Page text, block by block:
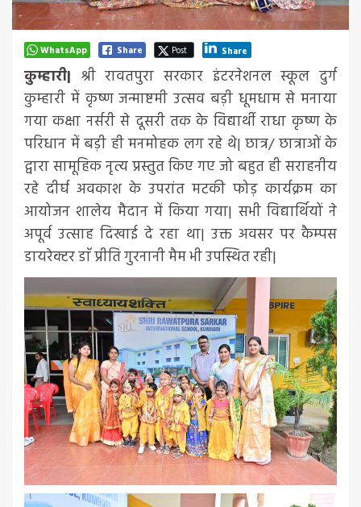
WhatsApp Share Post Share
कुम्हारी| श्री रावतपुरा सरकार इंटरनेशनल स्कूल दुर्ग
कुम्हारी में कृष्ण जन्माष्टमी उत्सव बड़ी धूमधाम से मनाया
गया कक्षा नर्सरी से दूसरी तक के विद्यार्थी राधा कृष्ण के
परिधान में बड़ी ही मनमोहक लग रहे थे| छात्र/ छात्राओं के
द्वारा सामूहिक नृत्य प्रस्तुत किए गए जो बहुत ही सराहनीय
रहे दीर्घ अवकाश के उपरांत मटकी फोड़ कार्यक्रम का
आयोजन शालेय मैदान में किया गया| सभी विद्यार्थियों ने
अपूर्व उत्साह दिखाई दे रहा था| उक्त अवसर पर कैम्पस
डायरेक्टर डाॅ प्रीति गुरनानी मैम भी उपस्थित रही|